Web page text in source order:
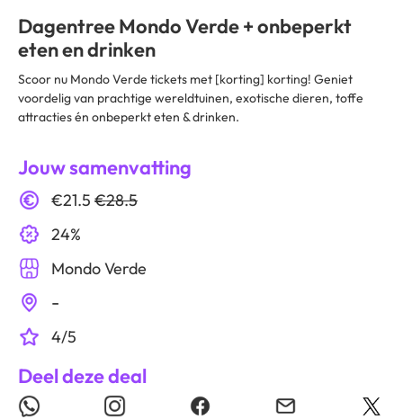
Dagentree Mondo Verde + onbeperkt
eten en drinken
Scoor nu Mondo Verde tickets met [korting] korting! Geniet
voordelig van prachtige wereldtuinen, exotische dieren, toffe
attracties én onbeperkt eten & drinken.
Jouw samenvatting
€21.5 €28.5
24%
Mondo Verde
-
4/5
Deel deze deal